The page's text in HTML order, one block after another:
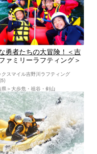
勇者たちの大冒険！＜吉
ァミリーラフティング＞
フティング。家族みんな
を乗り越えて大笑顔にな
小学1年生～・池田ベー
）
クスマイル吉野川ラフティング
県
大歩危・祖谷・剣山
6位